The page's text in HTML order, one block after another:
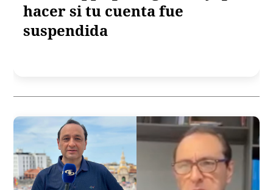
hacer si tu cuenta fue
suspendida